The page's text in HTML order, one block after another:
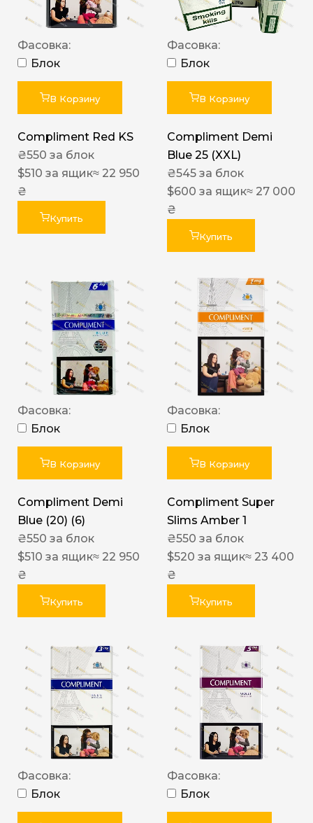
Фасовка:
Блок
В Корзину
Compliment Red KS
₴550 за блок
$510 за ящик≈ 22 950
₴
Купить
Фасовка:
Блок
В Корзину
Compliment Demi
Blue 25 (XXL)
₴545 за блок
$600 за ящик≈ 27 000
₴
Купить
Фасовка:
Блок
В Корзину
Compliment Demi
Blue (20) (6)
₴550 за блок
$510 за ящик≈ 22 950
₴
Купить
Фасовка:
Блок
В Корзину
Compliment Super
Slims Amber 1
₴550 за блок
$520 за ящик≈ 23 400
₴
Купить
Фасовка:
Блок
Фасовка:
Блок